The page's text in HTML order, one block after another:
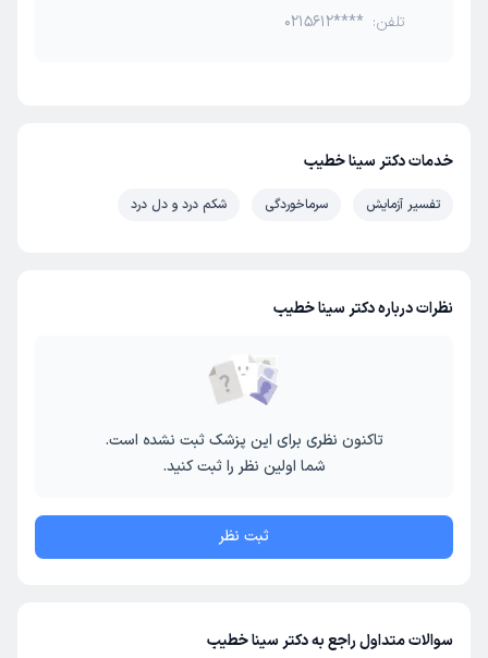
تلفن: 0215612****
خدمات دکتر سینا خطیب
تفسیر آزمایش سرماخوردگی شکم درد و دل درد
نظرات درباره دکتر سینا خطیب
تاکنون نظری برای این پزشک ثبت نشده است.
شما اولین نظر را ثبت کنید.
ثبت نظر
سوالات متداول راجع به دکتر سینا خطیب